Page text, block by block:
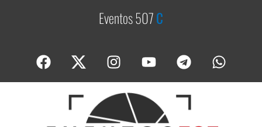
Eventos 507Cob